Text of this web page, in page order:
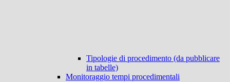
Tipologie di procedimento (da pubblicare
in tabelle)
Monitoraggio tempi procedimentali